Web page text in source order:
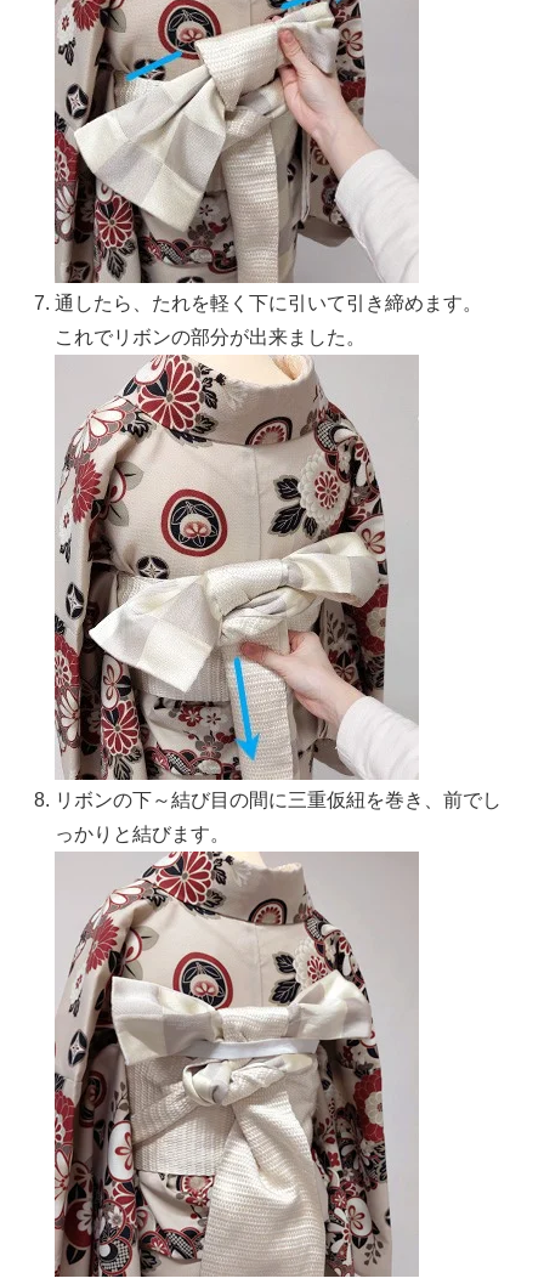
通したら、たれを軽く下に引いて引き締めます。
これでリボンの部分が出来ました。
リボンの下～結び目の間に三重仮紐を巻き、前でし
っかりと結びます。